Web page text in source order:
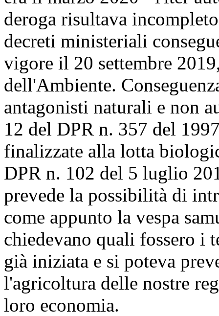
deroga risultava
decreti ministeriali
vigore il 20 settembre
dell'Ambiente.
antagonisti naturali e non
12 del DPR n. 357 del
finalizzate alla lotta
DPR n. 102 del 5 luglio
prevede la possibilità di
come appunto la vespa
chiedevano quali fossero i
già iniziata e si poteva
l'agricoltura delle nostre
loro economia.